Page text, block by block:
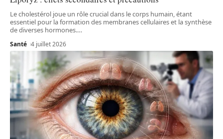
Le cholestérol joue un rôle crucial dans le corps humain, étant
essentiel pour la formation des membranes cellulaires et la synthèse
de diverses hormones.…
Santé 4 juillet 2026